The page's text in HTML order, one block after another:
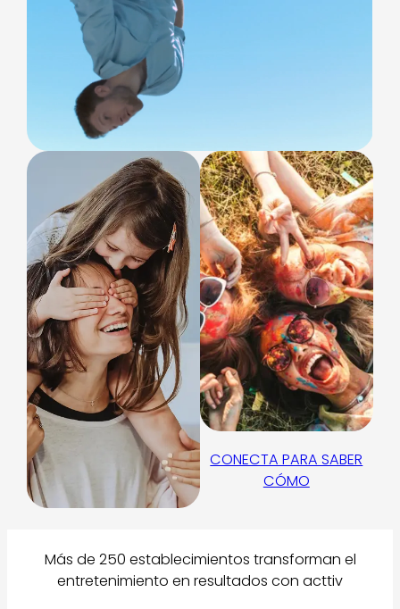
CONECTA PARA SABER
CÓMO
Más de 250 establecimientos transforman el
entretenimiento en resultados con acttiv